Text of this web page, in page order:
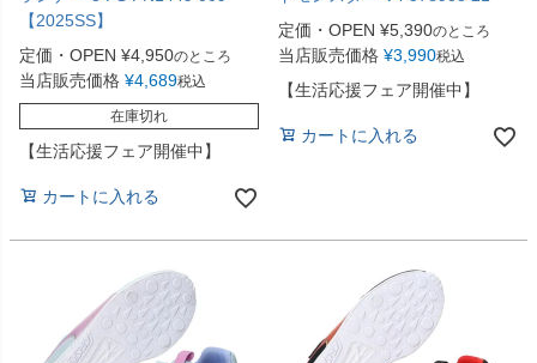
【2025SS】
定価・OPEN ¥4,950のところ
当店販売価格 ¥4,689税込
在庫切れ
【生活応援フェア開催中】
カートに入れる
定価・OPEN ¥5,390のところ
当店販売価格 ¥3,990税込
【生活応援フェア開催中】
カートに入れる